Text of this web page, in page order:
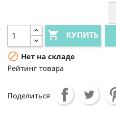
 КУПИТЬ
 Нет на складе
Рейтинг товара
Поделиться